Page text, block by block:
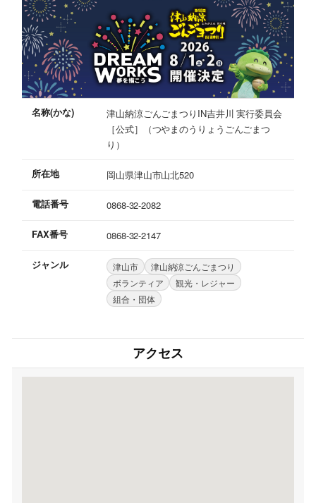
名称(かな)
津山納涼ごんごまつりIN吉井川 実行委員会
［公式］（つやまのうりょうごんごまつ
り）
所在地 岡山県津山市山北520
電話番号 0868-32-2082
FAX番号 0868-32-2147
ジャンル 津山市
津山納涼ごんごまつり
ボランティア
観光・レジャー
組合・団体
アクセス